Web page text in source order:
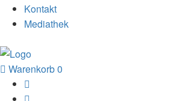
Kontakt
Mediathek
Warenkorb0